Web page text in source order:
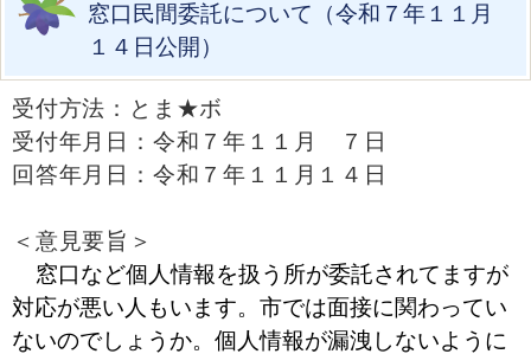
窓口民間委託について（令和７年１１月
１４日公開）
受付方法：とま★ボ
受付年月日：令和７年１１月 ７日
回答年月日：令和７年１１月１４日
＜意見要旨＞
窓口など個人情報を扱う所が委託されてますが
対応が悪い人もいます。市では面接に関わってい
ないのでしょうか。個人情報が漏洩しないように